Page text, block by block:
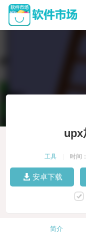
upx
工具 时间
安卓下载
简介